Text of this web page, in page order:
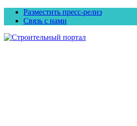
Разместить пресс-релиз
Связь с нами